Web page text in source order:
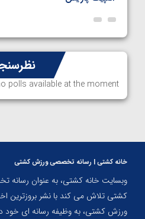
polls available at the moment.
خانه کشتی | رسانه تخصصی ورزش کشتی
وبسایت خانه کشتی، به عنوان
کشتی تلاش می کند با نشر بروزترین
ورزش کشتی، به وظیفه رسانه ای خود